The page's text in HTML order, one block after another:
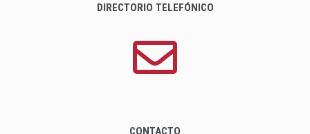
DIRECTORIO TELEFÓNICO
CONTACTO